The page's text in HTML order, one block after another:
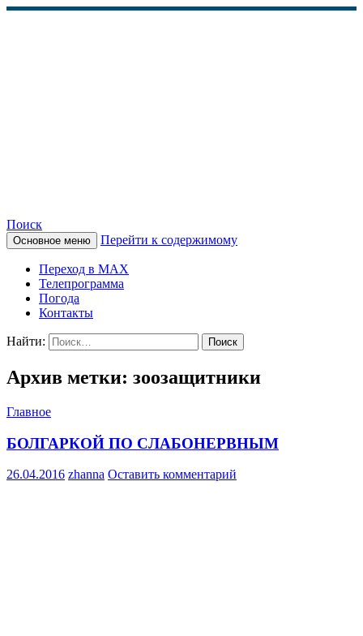
КАМЧАТСКОЕ
ИНФОРМАЦИОННОЕ
АГЕНТСТВО (КИА
«ВЕСТИ»)
Поиск
Основное меню Перейти к содержимому
Переход в MAX
Телепрограмма
Погода
Контакты
Найти:
Архив метки: зоозащитники
Главное
БОЛГАРКОЙ ПО СЛАБОНЕРВНЫМ
26.04.2016 zhanna Оставить комментарий